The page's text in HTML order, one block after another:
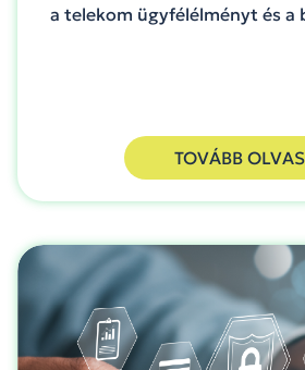
a telekom ügyfélélményt és a
TOVÁBB